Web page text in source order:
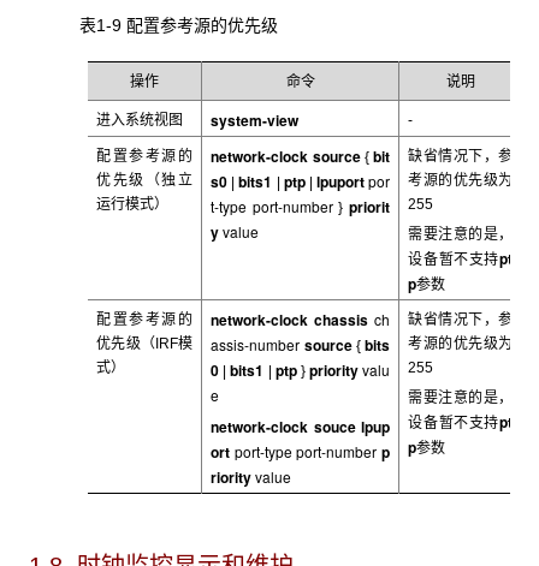
表1-9 配置参考源的优先级
操作 命令 说明
进入系统视图 system-view -
配置参考源的
优先级（独立
运行模式）
network-clock source {bit
s0 | bits1 | ptp | lpuportpor
t-type port-number} priorit
yvalue
缺省情况下，参
考源的优先级为
255
需要注意的是，
设备暂不支持pt
p参数
配置参考源的
优先级（IRF模
式）
network-clock chassis ch
assis-number source {bits
0 | bits1 | ptp } priorityvalu
e
network-clock souce lpup
ort port-type port-number p
riorityvalue
缺省情况下，参
考源的优先级为
255
需要注意的是，
设备暂不支持pt
p参数